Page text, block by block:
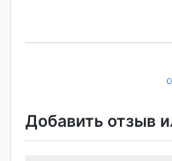
Добавить отзыв